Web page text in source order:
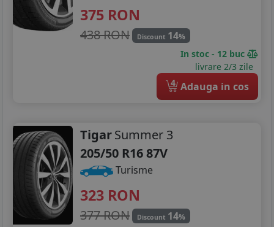
225/45R18
225/55R18
235/35R19
235/40R19
235/50R19
375 RON
438 RON Discount 14%
In stoc - 12 buc
livrare 2/3 zile
4 Adauga in cos
TigarSummer 3
205/50 R16 87V
Turisme
323 RON
377 RON Discount 14%